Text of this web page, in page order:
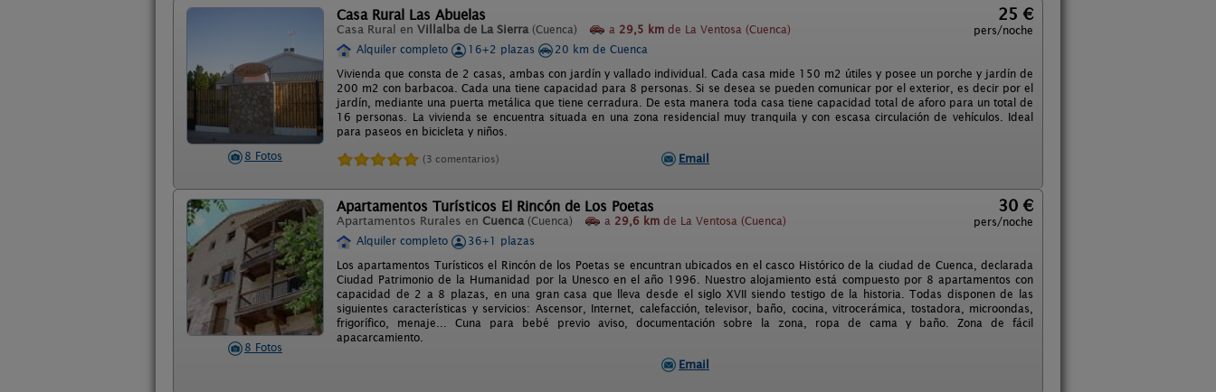
8 Fotos
Casa Rural Las Abuelas
Casa Rural en Villalba de La Sierra (Cuenca) a 29,5 km de La Ventosa (Cuenca)
25 €
pers/noche
Alquiler completo
16+2 plazas
20 km de Cuenca
Vivienda que consta de 2 casas, ambas con jardín y vallado individual. Cada casa mide 150 m2 útiles y posee un porche y jardín de
200 m2 con barbacoa. Cada una tiene capacidad para 8 personas. Si se desea se pueden comunicar por el exterior, es decir por el
jardín, mediante una puerta metálica que tiene cerradura. De esta manera toda casa tiene capacidad total de aforo para un total de
16 personas. La vivienda se encuentra situada en una zona residencial muy tranquila y con escasa circulación de vehículos. Ideal
para paseos en bicicleta y niños.
(3 comentarios) Email
8 Fotos
Apartamentos Turísticos El Rincón de Los Poetas
Apartamentos Rurales en Cuenca (Cuenca) a 29,6 km de La Ventosa (Cuenca)
30 €
pers/noche
Alquiler completo
36+1 plazas
Los apartamentos Turísticos el Rincón de los Poetas se encuntran ubicados en el casco Histórico de la ciudad de Cuenca, declarada
Ciudad Patrimonio de la Humanidad por la Unesco en el año 1996. Nuestro alojamiento está compuesto por 8 apartamentos con
capacidad de 2 a 8 plazas, en una gran casa que lleva desde el siglo XVII siendo testigo de la historia. Todas disponen de las
siguientes características y servicios: Ascensor, Internet, calefacción, televisor, baño, cocina, vitrocerámica, tostadora, microondas,
frigorífico, menaje... Cuna para bebé previo aviso, documentación sobre la zona, ropa de cama y baño. Zona de fácil
apacarcamiento.
Email